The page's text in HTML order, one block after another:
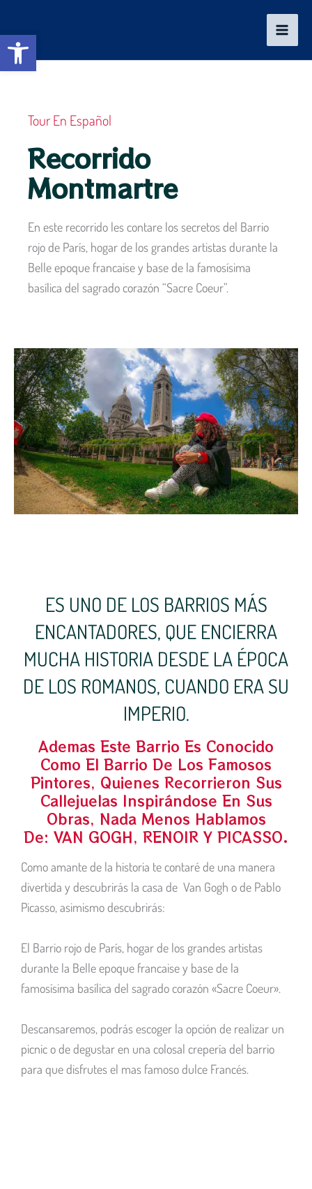
Abrir barra de herramientas
contenido
Tour En Español
Recorrido
Montmartre
En este recorrido les contare los secretos del Barrio
rojo de París, hogar de los grandes artistas durante la
Belle epoque francaise y base de la famosísima
basílica del sagrado corazón “Sacre Coeur”.
ES UNO DE LOS BARRIOS MÁS
ENCANTADORES, QUE ENCIERRA
MUCHA HISTORIA DESDE LA ÉPOCA
DE LOS ROMANOS, CUANDO ERA SU
IMPERIO.
Ademas Este Barrio Es Conocido
Como El Barrio De Los Famosos
Pintores, Quienes Recorrieron Sus
Callejuelas Inspirándose En Sus
Obras, Nada Menos Hablamos
De: VAN GOGH, RENOIR Y PICASSO.
Como amante de la historia te contaré de una manera
divertida y descubrirás la casa de Van Gogh o de Pablo
Picasso, asimismo descubrirás:
El Barrio rojo de París, hogar de los grandes artistas
durante la Belle epoque francaise y base de la
famosísima basílica del sagrado corazón «Sacre Coeur».
Descansaremos, podrás escoger la opción de realizar un
picnic o de degustar en una colosal crepería del barrio
para que disfrutes el mas famoso dulce Francés.